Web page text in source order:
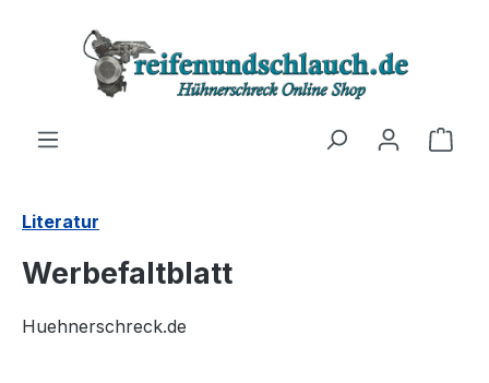
Zum Hauptinhalt springen
Literatur
Werbefaltblatt
Huehnerschreck.de